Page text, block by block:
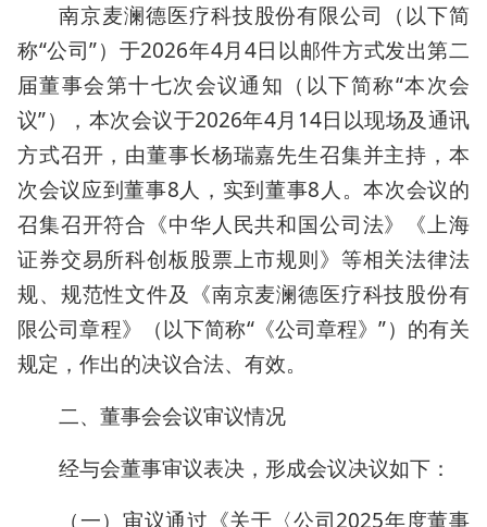
南京麦澜德医疗科技股份有限公司（以下简
称“公司”）于2026年4月4日以邮件方式发出第二
届董事会第十七次会议通知（以下简称“本次会
议”），本次会议于2026年4月14日以现场及通讯
方式召开，由董事长杨瑞嘉先生召集并主持，本
次会议应到董事8人，实到董事8人。本次会议的
召集召开符合《中华人民共和国公司法》《上海
证券交易所科创板股票上市规则》等相关法律法
规、规范性文件及《南京麦澜德医疗科技股份有
限公司章程》（以下简称“《公司章程》”）的有关
规定，作出的决议合法、有效。
二、董事会会议审议情况
经与会董事审议表决，形成会议决议如下：
（一）审议通过《关于〈公司2025年度董事